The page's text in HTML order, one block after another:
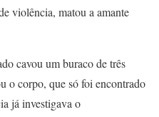
violência, matou a amante
cavou um buraco de três
o corpo, que só foi encontrado
já investigava o